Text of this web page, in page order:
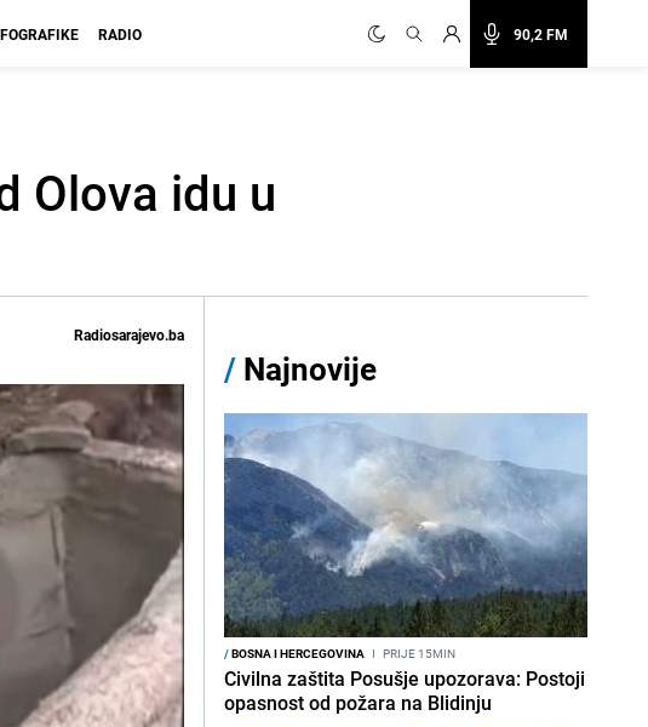
90,2 FM
RADIO
Olova idu u
Radiosarajevo.ba
/ Najnovije
/BOSNA I HERCEGOVINA I PRIJE 15MIN
Civilna zaštita Posušje upozorava: Postoji
opasnost od požara na Blidinju